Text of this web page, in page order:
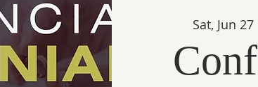
Sat, Jun 27